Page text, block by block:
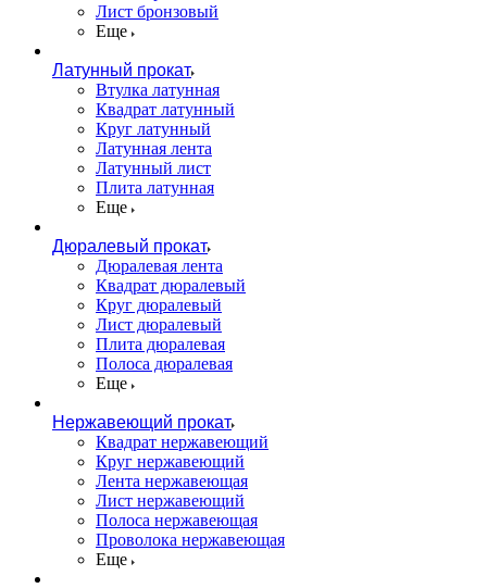
Лист бронзовый
Еще
Латунный прокат
Втулка латунная
Квадрат латунный
Круг латунный
Латунная лента
Латунный лист
Плита латунная
Еще
Дюралевый прокат
Дюралевая лента
Квадрат дюралевый
Круг дюралевый
Лист дюралевый
Плита дюралевая
Полоса дюралевая
Еще
Нержавеющий прокат
Квадрат нержавеющий
Круг нержавеющий
Лента нержавеющая
Лист нержавеющий
Полоса нержавеющая
Проволока нержавеющая
Еще